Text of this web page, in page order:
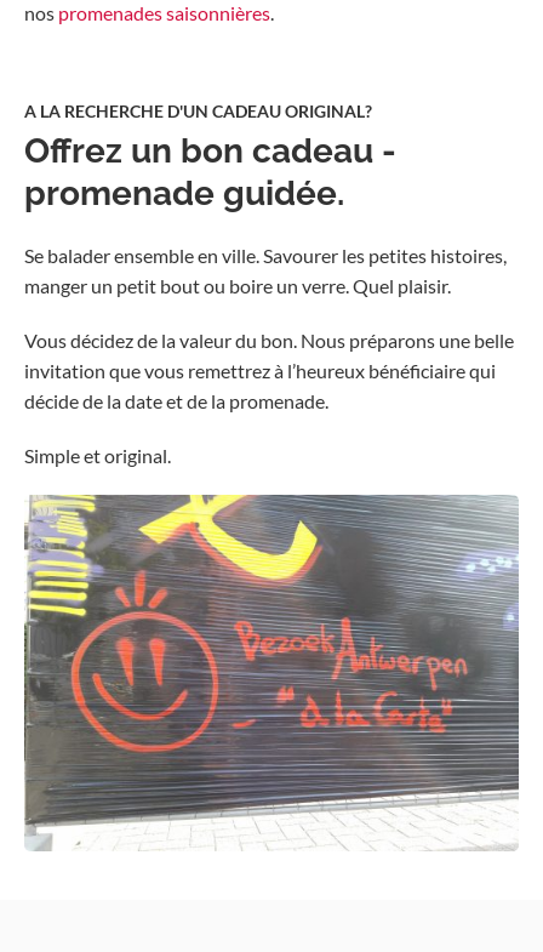
nos promenades saisonnières.
A LA RECHERCHE D'UN CADEAU ORIGINAL?
Offrez un bon cadeau -
promenade guidée.
Se balader ensemble en ville. Savourer les petites histoires,
manger un petit bout ou boire un verre. Quel plaisir.
Vous décidez de la valeur du bon. Nous préparons une belle
invitation que vous remettrez à l’heureux bénéficiaire qui
décide de la date et de la promenade.
Simple et original.